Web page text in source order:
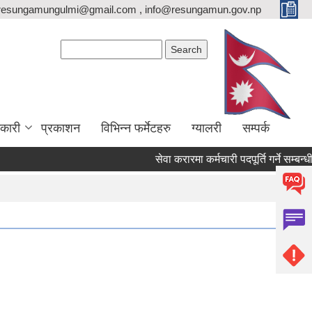
, info@resungamun.gov.np
प्रकाशन विभिन्न फर्मेटहरु ग्यालरी सम्पर्क
सेवा करारमा कर्मचारी पदपूर्ति गर्ने सम्बन्धी